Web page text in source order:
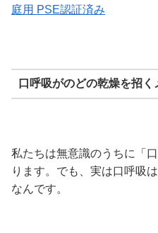
庭用 PSE認証済み
口呼吸がのどの乾燥を招く
私たちは無意識のうちに「
ります。でも、実は口呼吸
なんです。